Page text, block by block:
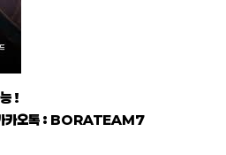
!
카카오톡 : BORATEAM7